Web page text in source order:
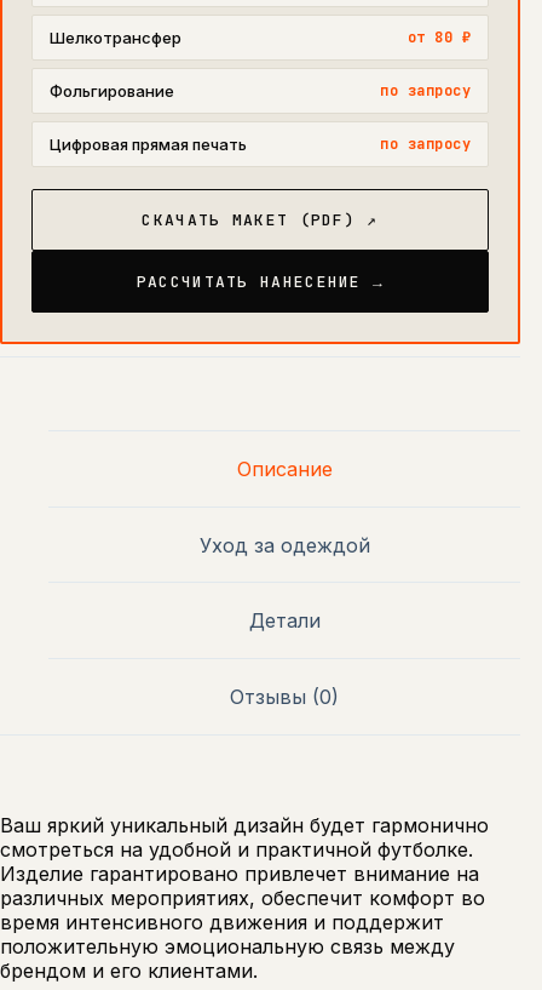
Шелкотрансфер от 80 ₽
Фольгирование по запросу
Цифровая прямая печать по запросу
СКАЧАТЬ МАКЕТ (PDF) ↗
РАССЧИТАТЬ НАНЕСЕНИЕ →
Описание
Уход за одеждой
Детали
Отзывы (0)
Ваш яркий уникальный дизайн будет гармонично
смотреться на удобной и практичной футболке.
Изделие гарантировано привлечет внимание на
различных мероприятиях, обеспечит комфорт во
время интенсивного движения и поддержит
положительную эмоциональную связь между
брендом и его клиентами.